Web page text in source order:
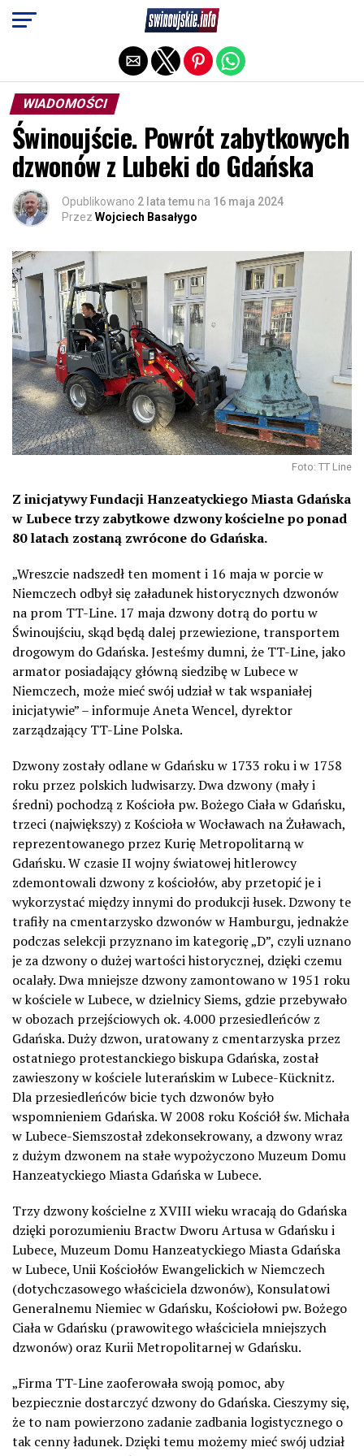
WIADOMOŚCI
Świnoujście. Powrót zabytkowych
dzwonów z Lubeki do Gdańska
Opublikowano 2 lata temu na 16 maja 2024
Przez Wojciech Basałygo
Foto: TT Line
Z inicjatywy Fundacji Hanzeatyckiego Miasta Gdańska
w Lubece trzy zabytkowe dzwony kościelne po ponad
80 latach zostaną zwrócone do Gdańska.
„Wreszcie nadszedł ten moment i 16 maja w porcie w
Niemczech odbył się załadunekhistorycznych dzwonów
na prom TT-Line. 17 maja dzwonydotrą do portu w
Świnoujściu, skąd będą dalej przewiezione, transportem
drogowym do Gdańska.Jesteśmy dumni, że TT-Line, jako
armator posiadającygłówną siedzibę w Lubecew
Niemczech, może mieć swój udziałw takwspaniałej
inicjatywie” – informuje Aneta Wencel, dyrektor
zarządzający TT-Line Polska.
Dzwony zostały odlane w Gdańsku w 1733 roku i w 1758
roku przez polskich ludwisarzy. Dwa dzwony (mały i
średni) pochodzą z Kościoła pw. Bożego Ciała w Gdańsku,
trzeci (największy) z Kościoła w Wocławach na Żuławach,
reprezentowanego przez Kurię Metropolitarną w
Gdańsku. W czasie II wojny światowej hitlerowcy
zdemontowali dzwonyz kościołów, abyprzetopić je i
wykorzystać między innymi do produkcji łusek.Dzwonyte
trafiły na cmentarzysko dzwonów w Hamburgu, jednakże
podczas selekcji przyznano im kategorię „D”, czyli uznano
je za dzwony o dużej wartości historycznej, dzięki czemu
ocalały. Dwa mniejsze dzwony zamontowano w 1951 roku
w kościele w Lubece, w dzielnicy Siems, gdzie przebywało
w obozach przejściowych ok. 4.000 przesiedleńców z
Gdańska. Duży dzwon, uratowany z cmentarzyska przez
ostatniego protestanckiego biskupa Gdańska, został
zawieszony w kościele luterańskim w Lubece-Kücknitz.
Dla przesiedleńcówbicie tych dzwonów było
wspomnieniem Gdańska.W 2008 roku Kościółśw.Michała
w Lubece-Siemszostał zdekonsekrowany, a dzwony wraz
z dużym dzwonem na stałe wypożyczono Muzeum Domu
Hanzeatyckiego Miasta Gdańskaw Lubece.
Trzy dzwony kościelne z XVIII wieku wracają do Gdańska
dzięki porozumieniu Bractw Dworu Artusa w Gdańskui
Lubece, Muzeum Domu Hanzeatyckiego Miasta Gdańska
w Lubece, Unii Kościołów Ewangelickich w Niemczech
(dotychczasowego właściciela dzwonów), Konsulatowi
GeneralnemuNiemiec w Gdańsku, Kościołowi pw. Bożego
Ciała w Gdańsku (prawowitego właściciela mniejszych
dzwonów) oraz Kurii Metropolitarnej w Gdańsku.
„Firma TT-Line zaoferowała swoją pomoc, aby
bezpiecznie dostarczyć dzwony do Gdańska. Cieszymy się,
że to nam powierzono zadanie zadbania logistycznego o
tak cenny ładunek. Dziękitemu możemy mieć swój udział
Exit mobile version